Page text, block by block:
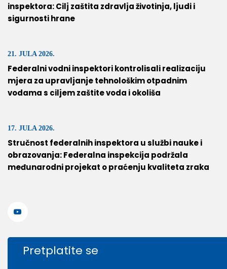
inspektora: Cilj zaštita zdravlja životinja, ljudi i
sigurnosti hrane
21. JULA 2026.
Federalni vodni inspektori kontrolisali realizaciju
mjera za upravljanje tehnološkim otpadnim
vodama s ciljem zaštite voda i okoliša
17. JULA 2026.
Stručnost federalnih inspektora u službi nauke i
obrazovanja: Federalna inspekcija podržala
međunarodni projekat o praćenju kvaliteta zraka
Pretplatite se